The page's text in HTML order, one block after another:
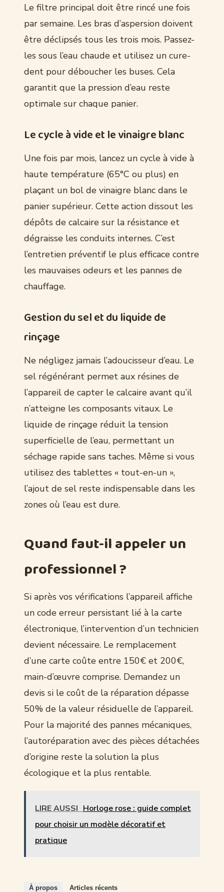
Le filtre principal doit être rincé une fois
par semaine. Les bras d’aspersion doivent
être déclipsés tous les trois mois. Passez-
les sous l’eau chaude et utilisez un cure-
dent pour déboucher les buses. Cela
garantit que la pression d’eau reste
optimale sur chaque panier.
Le cycle à vide et le vinaigre blanc
Une fois par mois, lancez un cycle à vide à
haute température (65°C ou plus) en
plaçant un bol de vinaigre blanc dans le
panier supérieur. Cette action dissout les
dépôts de calcaire sur la résistance et
dégraisse les conduits internes. C’est
l’entretien préventif le plus efficace contre
les mauvaises odeurs et les pannes de
chauffage.
Gestion du sel et du liquide de
rinçage
Ne négligez jamais l’adoucisseur d’eau. Le
sel régénérant permet aux résines de
l’appareil de capter le calcaire avant qu’il
n’atteigne les composants vitaux. Le
liquide de rinçage réduit la tension
superficielle de l’eau, permettant un
séchage rapide sans taches. Même si vous
utilisez des tablettes « tout-en-un »,
l’ajout de sel reste indispensable dans les
zones où l’eau est dure.
Quand faut-il appeler un
professionnel ?
Si après vos vérifications l’appareil affiche
un code erreur persistant lié à la carte
électronique, l’intervention d’un technicien
devient nécessaire. Le remplacement
d’une carte coûte entre 150€ et 200€,
main-d’œuvre comprise. Demandez un
devis si le coût de la réparation dépasse
50% de la valeur résiduelle de l’appareil.
Pour la majorité des pannes mécaniques,
l’autoréparation avec des pièces détachées
d’origine reste la solution la plus
écologique et la plus rentable.
LIRE AUSSI Horloge rose : guide complet
pour choisir un modèle décoratif et
pratique
À propos Articles récents